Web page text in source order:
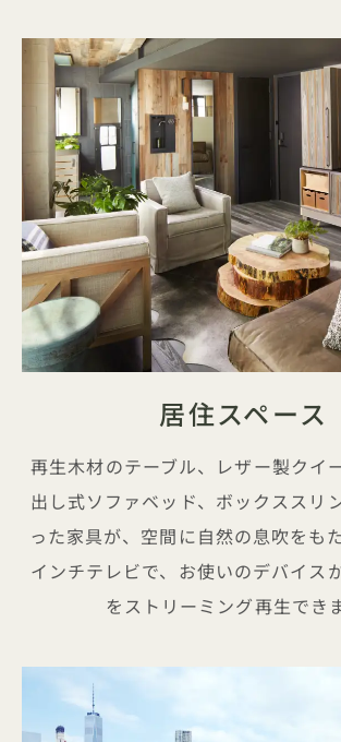
居住スペース
再生木材のテーブル、レザー製クイ
出し式ソファベッド、ボックススリ
った家具が、空間に自然の息吹をも
インチテレビで、お使いのデバイス
をストリーミング再生できま